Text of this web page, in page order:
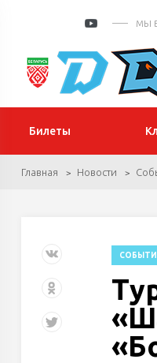
мы
Билеты
Главная Новости